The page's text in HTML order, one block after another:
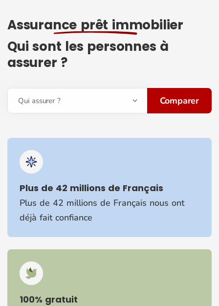
Plus de 42 millions de Français
Plus de 42 millions de Français nous ont
déjà fait confiance
100% gratuit
Assurance prêt immobilier
Qui sont les personnes à
assurer ?
Qui assurer ? Comparer